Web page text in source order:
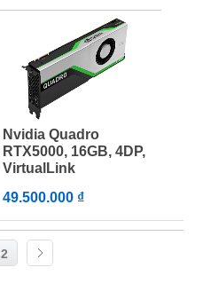
Nvidia Quadro
RTX5000, 16GB, 4DP,
VirtualLink
49.500.000 ₫
2